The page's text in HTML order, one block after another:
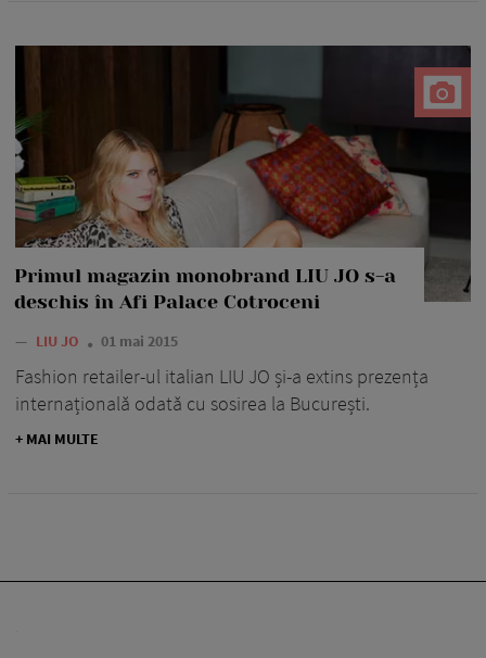
Primul magazin monobrand LIU JO s-a
deschis în Afi Palace Cotroceni
— LIU JO 01 mai 2015
Fashion retailer-ul italian LIU JO și-a extins prezența
internațională odată cu sosirea la București.
+ MAI MULTE